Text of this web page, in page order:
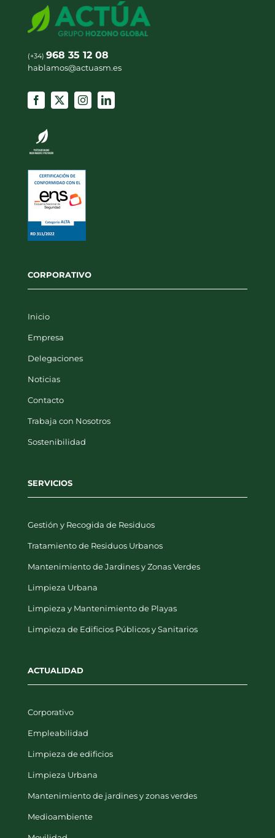
(+34) 968 35 12 08
hablamos@actuasm.es
CORPORATIVO
Inicio
Empresa
Delegaciones
Noticias
Contacto
Trabaja con Nosotros
Sostenibilidad
SERVICIOS
Gestión y Recogida de Residuos
Tratamiento de Residuos Urbanos
Mantenimiento de Jardines y Zonas Verdes
Limpieza Urbana
Limpieza y Mantenimiento de Playas
Limpieza de Edificios Públicos y Sanitarios
ACTUALIDAD
Corporativo
Empleabilidad
Limpieza de edificios
Limpieza Urbana
Mantenimiento de jardines y zonas verdes
Medioambiente